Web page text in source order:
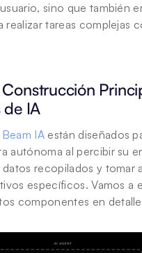
sino que también
realizar tareas complejas
de IA
IA están diseñados
autónoma al percibir su
recopilados y tomar
específicos. Vamos a
componentes en